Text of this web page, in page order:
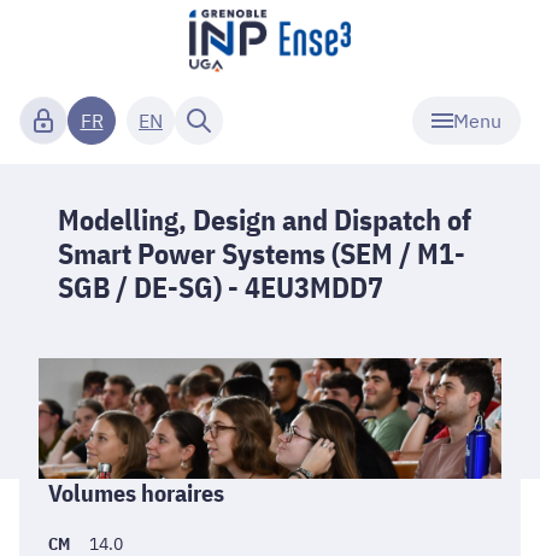
Menu
FR EN
Modelling, Design and Dispatch of
Smart Power Systems (SEM / M1-
SGB / DE-SG) - 4EU3MDD7
Informations
Volumes horaires
CM 14.0